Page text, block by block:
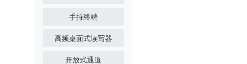
手持终端
高频桌面式读写器
开放式通道